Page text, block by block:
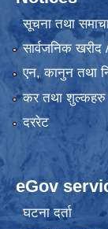
सूचना तथा
सार्वजनिक
एन, कानुन तथा
कर तथा शुल्कहरु
दररेट
eGov
घटना दर्ता